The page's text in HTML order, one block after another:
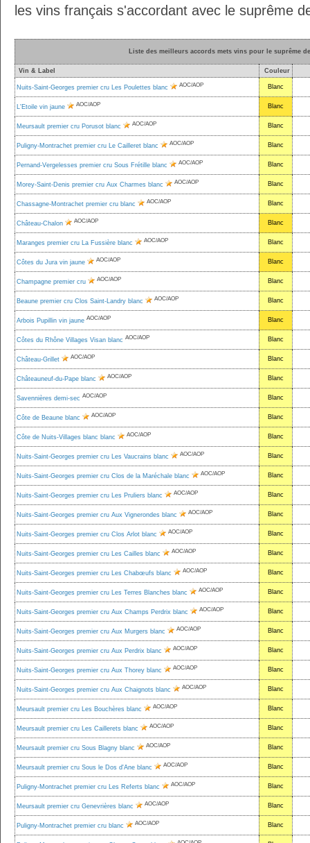
les vins français s'accordant avec le suprême
Liste des meilleurs accords mets vins pour le suprême
Vin & Label Couleur
Nuits-Saint-Georges premier cru Les Poulettes blanc AOC/AOP Blanc
L'Etoile vin jaune AOC/AOP Blanc
Meursault premier cru Porusot blanc AOC/AOP Blanc
Puligny-Montrachet premier cru Le Cailleret blanc AOC/AOP Blanc
Pernand-Vergelesses premier cru Sous Frétille blanc AOC/AOP Blanc
Morey-Saint-Denis premier cru Aux Charmes blanc AOC/AOP Blanc
Chassagne-Montrachet premier cru blanc AOC/AOP Blanc
Château-Chalon AOC/AOP Blanc
Maranges premier cru La Fussière blanc AOC/AOP Blanc
Côtes du Jura vin jaune AOC/AOP Blanc
Champagne premier cru AOC/AOP Blanc
Beaune premier cru Clos Saint-Landry blanc AOC/AOP Blanc
Arbois Pupillin vin jaune AOC/AOP Blanc
Côtes du Rhône Villages Visan blanc AOC/AOP Blanc
Château-Grillet AOC/AOP Blanc
Châteauneuf-du-Pape blanc AOC/AOP Blanc
Savennières demi-sec AOC/AOP Blanc
Côte de Beaune blanc AOC/AOP Blanc
Côte de Nuits-Villages blanc blanc AOC/AOP Blanc
Nuits-Saint-Georges premier cru Les Vaucrains blanc AOC/AOP Blanc
Nuits-Saint-Georges premier cru Clos de la Maréchale blanc AOC/AOP Blanc
Nuits-Saint-Georges premier cru Les Pruliers blanc AOC/AOP Blanc
Nuits-Saint-Georges premier cru Aux Vignerondes blanc AOC/AOP Blanc
Nuits-Saint-Georges premier cru Clos Arlot blanc AOC/AOP Blanc
Nuits-Saint-Georges premier cru Les Cailles blanc AOC/AOP Blanc
Nuits-Saint-Georges premier cru Les Chabœufs blanc AOC/AOP Blanc
Nuits-Saint-Georges premier cru Les Terres Blanches blanc AOC/AOP Blanc
Nuits-Saint-Georges premier cru Aux Champs Perdrix blanc AOC/AOP Blanc
Nuits-Saint-Georges premier cru Aux Murgers blanc AOC/AOP Blanc
Nuits-Saint-Georges premier cru Aux Perdrix blanc AOC/AOP Blanc
Nuits-Saint-Georges premier cru Aux Thorey blanc AOC/AOP Blanc
Nuits-Saint-Georges premier cru Aux Chaignots blanc AOC/AOP Blanc
Meursault premier cru Les Bouchères blanc AOC/AOP Blanc
Meursault premier cru Les Caillerets blanc AOC/AOP Blanc
Meursault premier cru Sous Blagny blanc AOC/AOP Blanc
Meursault premier cru Sous le Dos d'Ane blanc AOC/AOP Blanc
Puligny-Montrachet premier cru Les Referts blanc AOC/AOP Blanc
Meursault premier cru Genevrières blanc AOC/AOP Blanc
Puligny-Montrachet premier cru blanc AOC/AOP Blanc